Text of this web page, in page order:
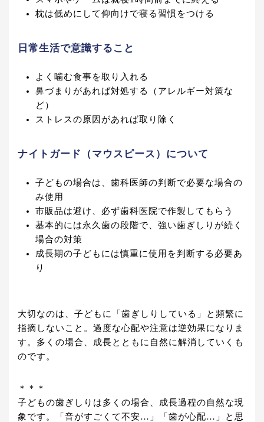
枕は低めにして仰向けで寝る習慣をつける
日常生活で意識すること
よく噛む食事を取り入れる
鼻づまりがあれば対処する（アレルギー対策な
ど）
ストレスの原因があれば取り除く
ナイトガード（マウスピース）について
子どもの場合は、歯科医師の判断で必要な場合の
み使用
市販品は避け、必ず歯科医院で作製してもらう
基本的には永久歯の段階で、強い歯ぎしりが続く
場合の対策
成長期の子どもには慎重に使用を判断する必要あ
り
大切なのは、子どもに「歯ぎしりしている」と頻繁に
指摘しないこと。過度な心配や注意は逆効果になりま
す。多くの場合、成長とともに自然に解消していくも
のです。
＊＊＊
子どもの歯ぎしりは多くの場合、成長過程の自然な現
象です。「音がすごくて不安…」「歯が心配…」と思